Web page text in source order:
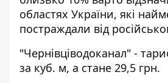
областях України, які
постраждали від
"Чернівціводоканал" -
за куб. м, а стане 29,5 грн.